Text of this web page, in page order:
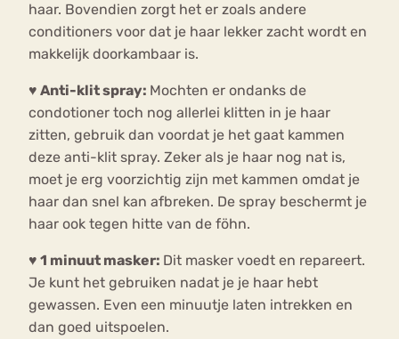
haar. Bovendien zorgt het er zoals andere
conditioners voor dat je haar lekker zacht wordt en
makkelijk doorkambaar is.
♥ Anti-klit spray: Mochten er ondanks de
condotioner toch nog allerlei klitten in je haar
zitten, gebruik dan voordat je het gaat kammen
deze anti-klit spray. Zeker als je haar nog nat is,
moet je erg voorzichtig zijn met kammen omdat je
haar dan snel kan afbreken. De spray beschermt je
haar ook tegen hitte van de föhn.
♥ 1 minuut masker: Dit masker voedt en repareert.
Je kunt het gebruiken nadat je je haar hebt
gewassen. Even een minuutje laten intrekken en
dan goed uitspoelen.